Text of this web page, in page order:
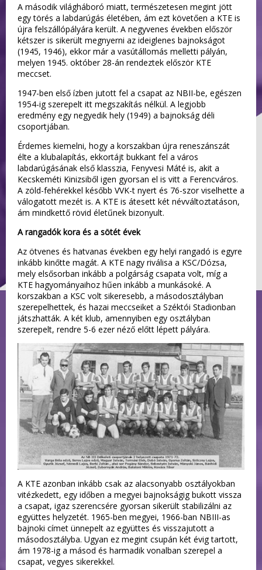
A második világháboró miatt, természetesen megint jött
egy törés a labdarúgás életében, ám ezt követően a KTE is
újra felszállópályára került. A negyvenes években először
kétszer is sikerült megnyerni az ideiglenes bajnokságot
(1945, 1946), ekkor már a vasútállomás melletti pályán,
melyen 1945. október 28-án rendeztek először KTE
meccset.
1947-ben első ízben jutott fel a csapat az NBII-be, egészen
1954-ig szerepelt itt megszakítás nélkül. A legjobb
eredmény egy negyedik hely (1949) a bajnokság déli
csoportjában.
Érdemes kiemelni, hogy a korszakban újra reneszánszát
élte a klubalapítás, ekkortájt bukkant fel a város
labdarúgásának első klasszia, Fenyvesi Máté is, akit a
Kecskeméti Kinizsiből igen gyorsan el is vitt a Ferencváros.
A zöld-fehérekkel később VVK-t nyert és 76-szor viselhette a
válogatott mezét is. A KTE is átesett két névváltoztatáson,
ám mindkettő rövid életűnek bizonyult.
A rangadók kora és a sötét évek
Az ötvenes és hatvanas években egy helyi rangadó is egyre
inkább kinőtte magát. A KTE nagy riválisa a KSC/Dózsa,
mely elsősorban inkább a polgárság csapata volt, míg a
KTE hagyományaihoz hűen inkább a munkásoké. A
korszakban a KSC volt sikeresebb, a másodosztályban
szerepelhettek, és hazai meccseiket a Széktói Stadionban
játszhatták. A két klub, amennyiben egy osztályban
szerepelt, rendre 5-6 ezer néző előtt lépett pályára.
A KTE azonban inkább csak az alacsonyabb osztályokban
vitézkedett, egy időben a megyei bajnokságig bukott vissza
a csapat, igaz szerencsére gyorsan sikerült stabilizálni az
együttes helyzetét. 1965-ben megyei, 1966-ban NBIII-as
bajnoki címet ünnepelt az együttes és visszajutott a
másodosztályba. Ugyan ez megint csupán két évig tartott,
ám 1978-ig a másod és harmadik vonalban szerepel a
csapat, vegyes sikerekkel.